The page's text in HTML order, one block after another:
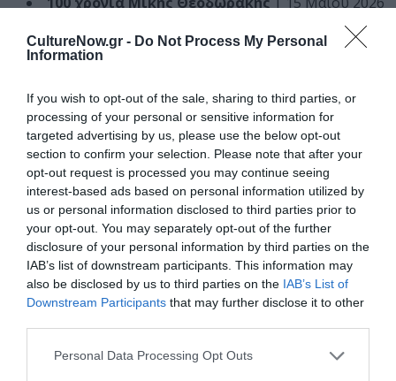
CultureNow.gr - Do Not Process My Personal
Information
If you wish to opt-out of the sale, sharing to third parties, or
processing of your personal or sensitive information for
targeted advertising by us, please use the below opt-out
section to confirm your selection. Please note that after your
opt-out request is processed you may continue seeing
interest-based ads based on personal information utilized by
us or personal information disclosed to third parties prior to
your opt-out. You may separately opt-out of the further
disclosure of your personal information by third parties on the
IAB’s list of downstream participants. This information may
also be disclosed by us to third parties on the IAB’s List of
Downstream Participants that may further disclose it to other
Personal Data Processing Opt Outs
Το σταυροδρόμι του κόσμου| 20 Μαΐου 2026 –
Πάρκο Μίνως | Στις 20.30
Ελευθερίας | Στις 20.30
Θέλω να δω τον Πάπα!| 21 Μαΐου 2026 –
Αίθουσα εκδηλώσεων Δημαρχείου Ιεράπετρας
«Μελίνα Μερκούρη» | Στις 20.30
Ροδινός: O θρυλικός λυράρης| 23 Μαΐου 2026 –
Τζαμί Ιεράπετρας | Στις 20.30
Μαίρη, Μαριάννα, Μαρία: Τα άγνωστα
ελληνικά χρόνια της Κάλλας| 24 Μαΐου 2026 –
Αίθουσα εκδηλώσεων Δημαρχείου Ιεράπετρας
«Μελίνα Μερκούρη» | Στις 20.30
Σιωπή, ο βασιλιάς ακούει| 10 Μαΐου 2026 –